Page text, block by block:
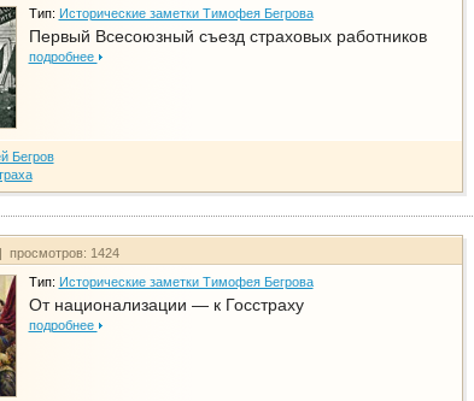
Тип: Исторические заметки Тимофея Бегрова
Первый Всесоюзный съезд страховых работников
подробнее
Бегров
1424
Тип: Исторические заметки Тимофея Бегрова
От национализации — к Госстраху
подробнее